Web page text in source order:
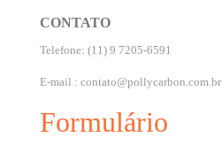
CONTATO
Telefone: (11) 9 7205-6591
E-mail : contato@pollycarbon.com.br
Formulário